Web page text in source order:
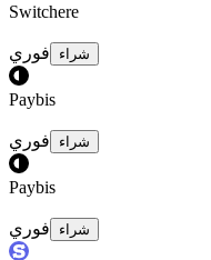
Switchere
فوري شراء
Paybis
فوري شراء
Paybis
فوري شراء